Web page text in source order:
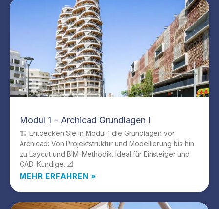
Modul 1 – Archicad Grundlagen I
🏗️ Entdecken Sie in Modul 1 die Grundlagen von
Archicad: Von Projektstruktur und Modellierung bis hin
zu Layout und BIM-Methodik. Ideal für Einsteiger und
CAD-Kundige. 📐
MEHR ERFAHREN »